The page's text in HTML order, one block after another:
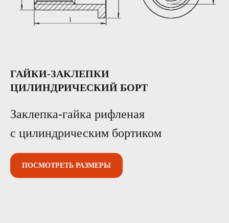
ГАЙКИ-ЗАКЛЕПКИ
ЦИЛИНДРИЧЕСКИЙ БОРТ
Заклепка-гайка рифленая
с цилиндрическим бортиком
ПОСМОТРЕТЬ РАЗМЕРЫ